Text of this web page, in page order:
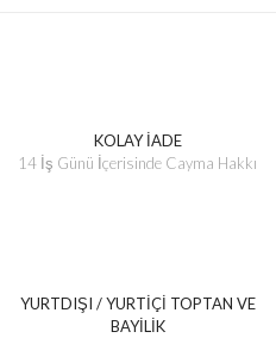
KOLAY İADE
14 İş Günü İçerisinde Cayma Hakkı
YURTDIŞI / YURTİÇİ TOPTAN VE
BAYİLİK